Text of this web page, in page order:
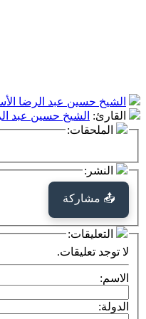
الشيخ حسين عبد الرضا
القارئ: الشيخ حسين عبد
الملحقات:
النشر:
📤 مشاركة
التعليقات:
لا توجد تعليقات.
الاسم:
الدولة: